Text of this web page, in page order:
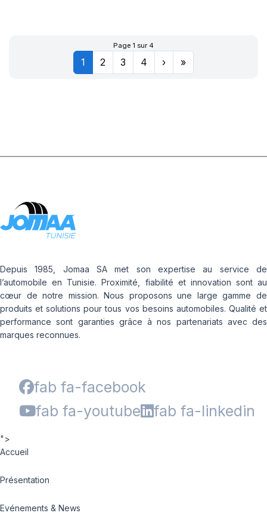
à air +Flap
Page 1 sur 4
1 2 3 4 › »
Depuis 1985, Jomaa SA met son expertise au service de
l’automobile en Tunisie. Proximité, fiabilité et innovation sont au
cœur de notre mission. Nous proposons une large gamme de
produits et solutions pour tous vos besoins automobiles. Qualité et
performance sont garanties grâce à nos partenariats avec des
marques reconnues.
fab fa-facebook
fab fa-youtube
fab fa-linkedin
">
Accueil
Présentation
Evénements & News